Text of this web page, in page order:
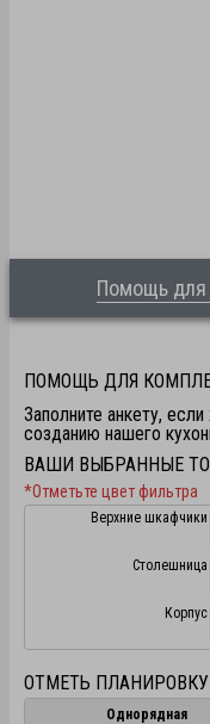
Помощь для
ПОМОЩЬ ДЛЯ
Заполните анкету,
созданию нашего
ВАШИ ВЫБРАННЫЕ
*Отметьте цвет фильтра
Верхние шкафчики
Столешница
Корпус
ОТМЕТЬ
Однорядная